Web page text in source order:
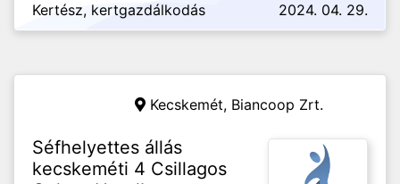
Kertész, kertgazdálkodás 2024. 04. 29.
Kecskemét, Biancoop Zrt.
Séfhelyettes állás
kecskeméti 4 Csillagos